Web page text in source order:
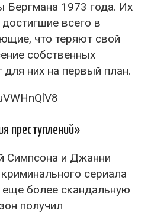
Бергмана 1973 года. Их
всего в
что теряют свой
собственных
них на первый план.
преступлений»
Симпсона и Джанни
сериала
более скандальную
получил